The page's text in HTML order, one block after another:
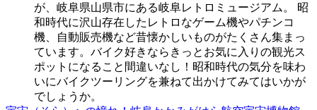
が、岐阜県山県市にある岐阜レトロミュージアム。 昭
和時代に沢山存在したレトロなゲーム機やパチンコ
機、自動販売機など昔懐かしいものがたくさん集まっ
ています。バイク好きならきっとお気に入りの観光ス
ポットになること間違いなし！昭和時代の気分を味わ
いにバイクツーリングを兼ねて出かけてみてはいかが
でしょうか。